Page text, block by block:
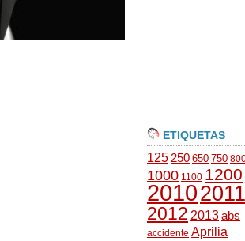
ETIQUETAS
125 250 650 750
1000 1100 1200
20102011
2012 2013abs
accidente Aprilia